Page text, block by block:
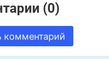
(0)
комментарий